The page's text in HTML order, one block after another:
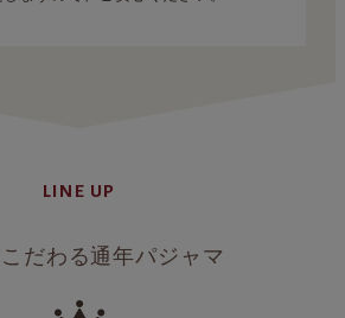
LINE UP
だわる通年パジャマ